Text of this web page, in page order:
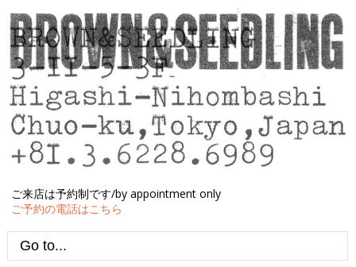
ご来店は予約制です/by appointment only
ご予約の電話はこちら